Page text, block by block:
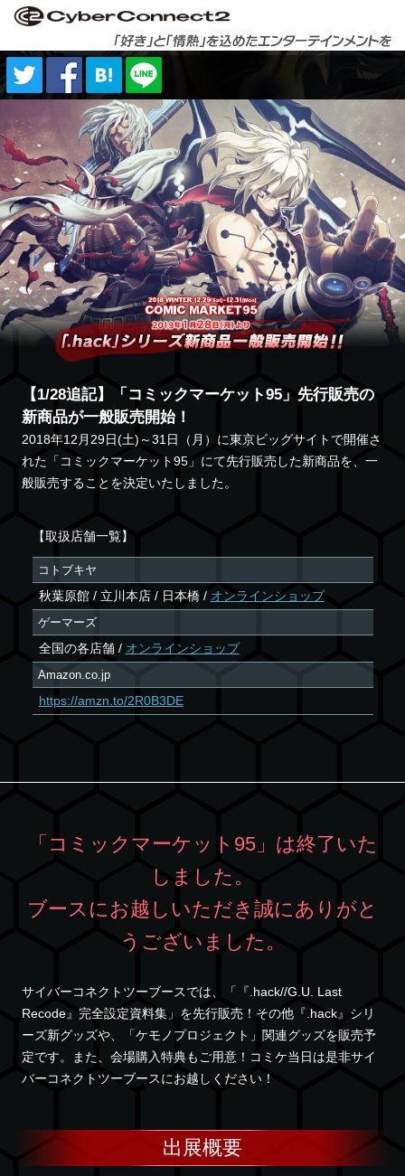
【1/28追記】「コミックマーケット95」先行販売の
新商品が一般販売開始！
2018年12月29日(土)～31日（月）に東京ビッグサイトで開催さ
れた「コミックマーケット95」にて先行販売した新商品を、一
般販売することを決定いたしました。
【取扱店舗一覧】
コトブキヤ
秋葉原館 / 立川本店 / 日本橋 / オンラインショップ
ゲーマーズ
全国の各店舗 / オンラインショップ
Amazon.co.jp
https://amzn.to/2R0B3DE
「コミックマーケット95」は終了いた
しました。
ブースにお越しいただき誠にありがと
うございました。
サイバーコネクトツーブースでは、「『.hack//G.U. Last
Recode』完全設定資料集」を先行販売！その他『.hack』シリ
ーズ新グッズや、「ケモノプロジェクト」関連グッズを販売予
定です。また、会場購入特典もご用意！コミケ当日は是非サイ
バーコネクトツーブースにお越しください！
出展概要